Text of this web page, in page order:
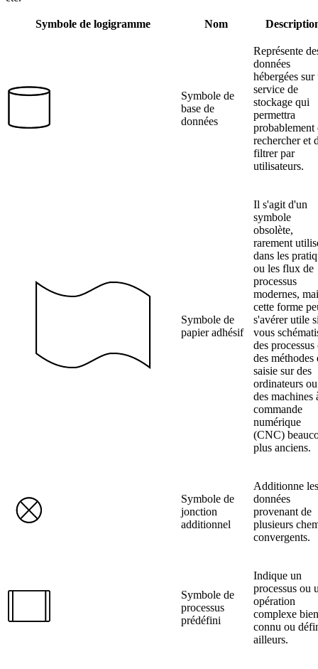
Symbole de logigramme Nom
Symbole de
base de
données
Représente
données
hébergées sur
service de
stockage qui
permettra
probablement
rechercher et
filtrer par
utilisateurs.
Symbole de
papier adhésif
Il s'agit d'un
symbole
obsolète,
rarement
dans les
ou les flux de
processus
modernes,
cette forme
s'avérer utile
vous
des processus
des méthodes
saisie sur des
ordinateurs ou
des machines
commande
numérique
(CNC)
plus anciens.
Symbole de
jonction
additionnel
Additionne les
données
provenant de
plusieurs
convergents.
Symbole de
processus
prédéfini
Indique un
processus ou
opération
complexe bien
connu ou
ailleurs.